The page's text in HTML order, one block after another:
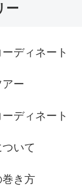
ー
ディネート
ー
ディネート
いて
巻き方